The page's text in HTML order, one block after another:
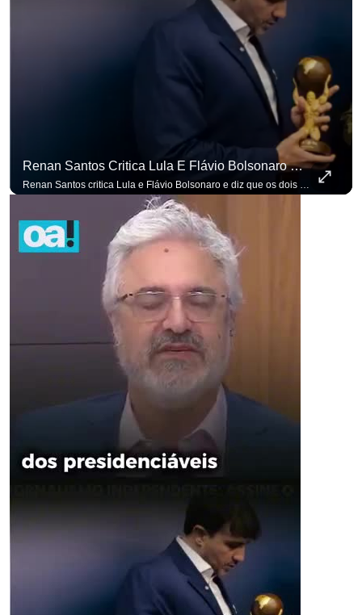
Renan Santos Critica Lula E Flávio Bolsonaro E Diz Que Os Dois São Lados Da Mesma Moeda.
Renan Santos critica Lula e Flávio Bolsonaro e diz que os dois são lados da mesma moeda. #OAntagonista Se você busca informação com credibilidade, inscreva-se agora e ative o